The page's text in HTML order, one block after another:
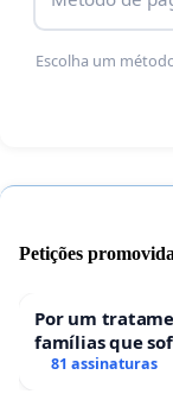
reabilitação, à
condições de
que se ponha
vulneráveis do
Escolha um
Petições
Por um
famílias que
hospitais
81 assinaturas